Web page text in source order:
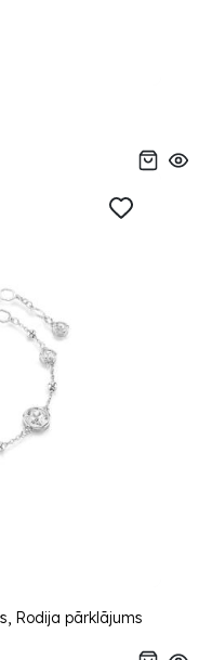
Rodija pārklājums